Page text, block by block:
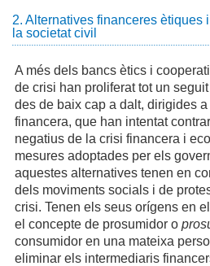
2. Alternatives financeres ètiques
la societat civil
A més dels bancs ètics i
de crisi han proliferat tot un
des de baix cap a dalt, dirigides
financera, que han intentat
negatius de la crisi financera i
mesures adoptades per els
aquestes alternatives tenen en
dels moviments socials i de
crisi. Tenen els seus orígens en
el concepte de prosumidor o
consumidor en una mateixa
eliminar els intermediaris